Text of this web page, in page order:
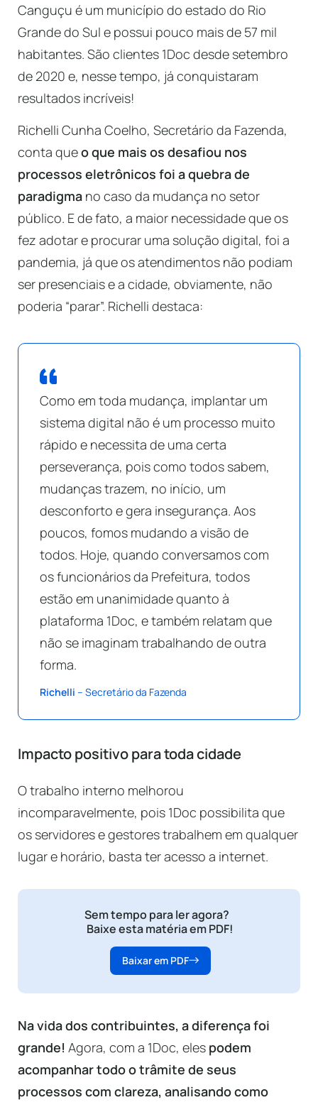
Canguçu é um município do estado do Rio
Grande do Sul e possui pouco mais de 57 mil
habitantes. São clientes 1Doc desde setembro
de 2020 e, nesse tempo, já conquistaram
resultados incríveis!
Richelli Cunha Coelho, Secretário da Fazenda,
conta queo que mais os desafiou nos
processos eletrônicos foi a quebra de
paradigma no caso da mudança no setor
público. E de fato, a maior necessidade que os
fez adotar e procurar uma solução digital, foi a
pandemia, já que os atendimentos não podiam
ser presenciais e a cidade, obviamente, não
poderia “parar”. Richelli destaca:
Como em toda mudança, implantar um
sistema digital não é um processo muito
rápido e necessita de uma certa
perseverança, pois como todos sabem,
mudanças trazem, no início, um
desconforto e gera insegurança. Aos
poucos, fomos mudando a visão de
todos. Hoje, quando conversamos com
os funcionários da Prefeitura, todos
estão em unanimidade quanto à
plataforma 1Doc, e também relatam que
não se imaginam trabalhando de outra
forma.
Richelli – Secretário da Fazenda
Impacto positivo para toda cidade
O trabalho interno melhorou
incomparavelmente, pois 1Doc possibilita que
os servidores e gestores trabalhem em qualquer
lugar e horário, basta ter acesso a internet.
Sem tempo para ler agora?
Baixe esta matéria em PDF!
Baixar em PDF
Na vida dos contribuintes, a diferença foi
grande! Agora, com a 1Doc, eles podem
acompanhar todo o trâmite de seus
processos com clareza, analisando como